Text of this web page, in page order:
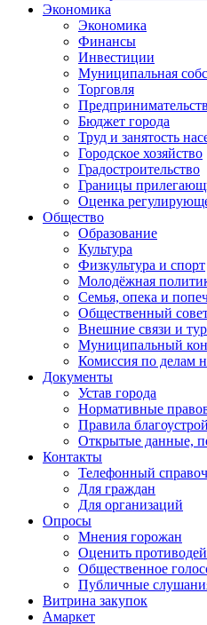
Экономика
Экономика
Финансы
Инвестиции
Муниципальная
Торговля
Бюджет города
Труд и занятость
Городское хозяйство
Градостроительство
Границы
Оценка
Общество
Образование
Культура
Физкультура и спорт
Молодёжная
Семья, опека и
Общественный
Внешние связи и
Муниципальный
Комиссия по делам
Документы
Устав города
Нормативные
Правила
Открытые данные,
Контакты
Телефонный
Для граждан
Для организаций
Опросы
Мнения горожан
Оценить
Общественное
Публичные
Витрина закупок
Амаркет